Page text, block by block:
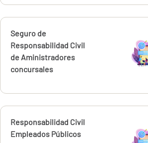
Calcúlalo ahora
Seguro de
Responsabilidad Civil
de Aministradores
concursales
Calcúlalo ahora
Responsabilidad Civil
Empleados Públicos